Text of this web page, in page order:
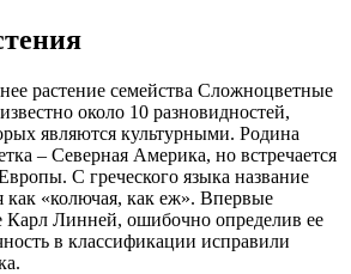
растение семейства Сложноцветные
около 10 разновидностей,
являются культурными. Родина
– Северная Америка, но встречается
С греческого языка название
как «колючая, как еж». Впервые
Карл Линней, ошибочно определив ее
в классификации исправили